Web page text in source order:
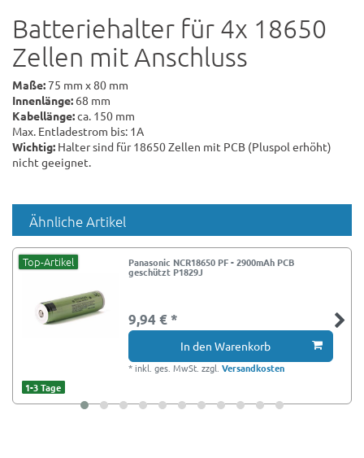
Batteriehalter für 4x 18650
Zellen mit Anschluss
Maße:75 mm x 80 mm
Innenlänge: 68 mm
Kabellänge:ca. 150 mm
Max. Entladestrom bis: 1A
Wichtig: Halter sind für 18650 Zellen mit PCB (Pluspol erhöht)
nicht geeignet.
Ähnliche Artikel
Top-Artikel Panasonic NCR18650 PF - 2900mAh PCB
geschützt P1829J
9,94 € *
In den Warenkorb
* inkl. ges. MwSt. zzgl.Versandkosten
1-3 Tage